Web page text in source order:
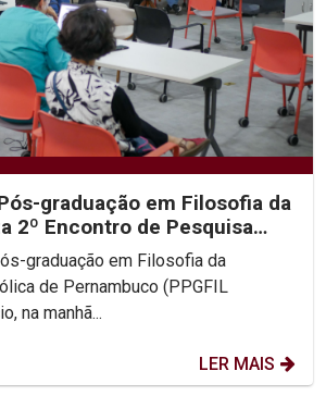
graduação em Filosofia da
2º Encontro de Pesquisa
graduação em Filosofia da
de Pernambuco (PPGFIL
na manhã...
LER MAIS